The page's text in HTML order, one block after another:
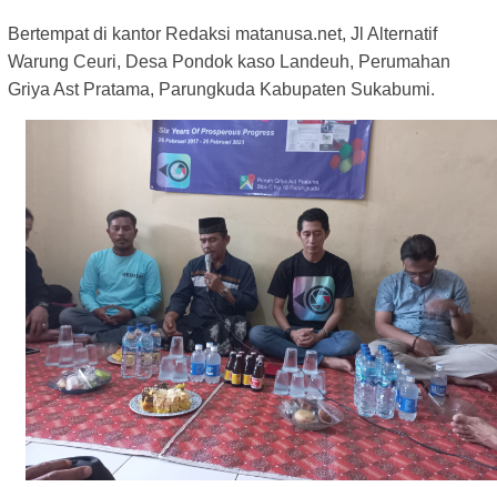
Bertempat di kantor Redaksi matanusa.net, Jl Alternatif
Warung Ceuri, Desa Pondok kaso Landeuh, Perumahan
Griya Ast Pratama, Parungkuda Kabupaten Sukabumi.